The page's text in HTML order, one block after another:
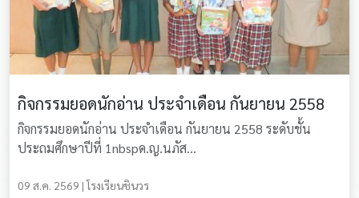
กิจกรรมยอดนักอ่าน ประจำเดือน กันยายน 2558
กิจกรรมยอดนักอ่าน ประจำเดือน กันยายน 2558 ระดับชั้น
ประถมศึกษาปีที่ 1nbspด.ญ.นภัส...
09 ส.ค. 2569 | โรงเรียนชินวร